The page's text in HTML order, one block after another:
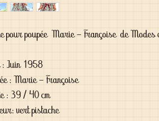
pour poupée Marie - Françoise de
: Juin 1958
: Marie - Françoise
: 39 / 40 cm
vert pistache